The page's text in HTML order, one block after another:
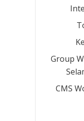
Group
CMS